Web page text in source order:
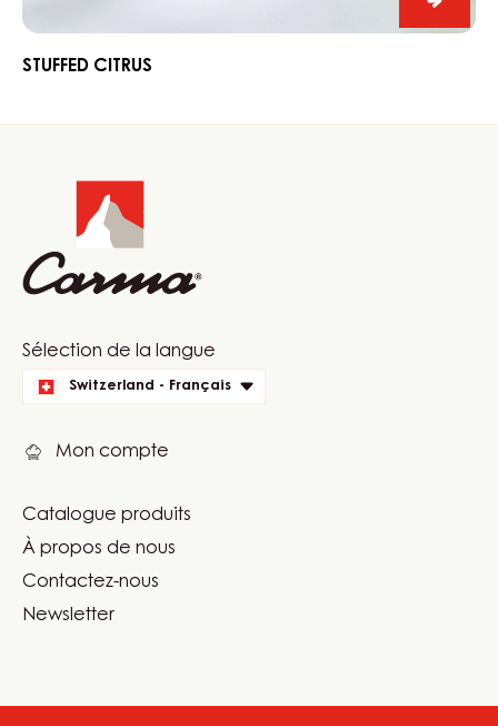
Stuffed
Citrus
STUFFED CITRUS
Website
quick
Sélection de la langue
Switzerland - Français
Mon compte
Footer
Carma
Catalogue produits
À propos de nous
Contactez-nous
Newsletter